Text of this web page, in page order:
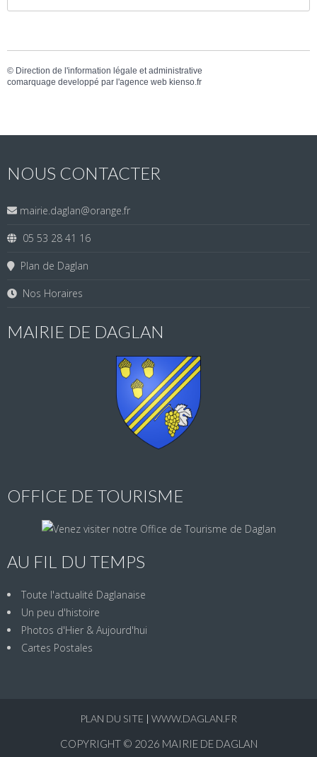
© Direction de l'information légale et administrative
comarquage developpé par l'agence web kienso.fr
NOUS CONTACTER
mairie.daglan@orange.fr
05 53 28 41 16
Plan de Daglan
Nos Horaires
MAIRIE DE DAGLAN
OFFICE DE TOURISME
AU FIL DU TEMPS
Toute l'actualité Daglanaise
Un peu d'histoire
Photos d'Hier & Aujourd'hui
Cartes Postales
PLAN DU SITE | WWW.DAGLAN.FR
COPYRIGHT © 2026 MAIRIE DE DAGLAN